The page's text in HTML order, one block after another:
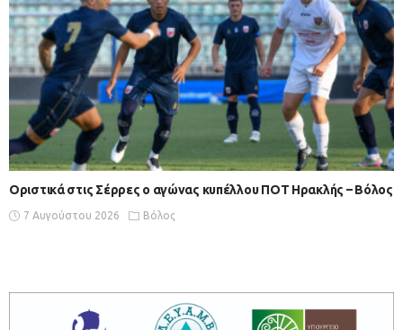
Οριστικά στις Σέρρες ο αγώνας κυπέλλου ΠΟΤ Ηρακλής – Βόλος
7 Αυγούστου 2026 Βόλος